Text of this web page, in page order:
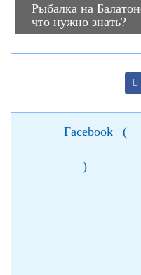
Рыбалка на
что нужно знать?
Facebook (
)